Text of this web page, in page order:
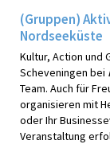
(Gruppen)
Nordseeküste
Kultur, Action und
Scheveningen bei
Team. Auch für
organisieren mit
oder Ihr
Veranstaltung